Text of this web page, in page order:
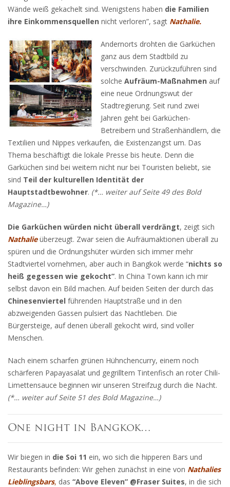
Wände weiß gekachelt sind. Wenigstens haben die Familien
ihre Einkommensquellen nicht verloren”, sagt Nathalie.
Andernorts drohten die Garküchen
ganz aus dem Stadtbild zu
verschwinden. Zurückzuführen sind
solcheAufräum-Maßnahmen auf
eine neue Ordnungswut der
Stadtregierung. Seit rund zwei
Jahren geht bei Garküchen-
Betreibern und Straßenhändlern, die
Textilien und Nippes verkaufen, die Existenzangst um. Das
Thema beschäftigt die lokale Presse bis heute. Denn die
Garküchen sind bei weitem nicht nur bei Touristen beliebt, sie
sind Teil der kulturellen Identität der
Hauptstadtbewohner. (*… weiter auf Seite 49 des Bold
Magazine…)
Die Garküchen würden nicht überall verdrängt, zeigt sich
Nathalieüberzeugt. Zwar seien die Aufräumaktionen überall zu
spüren und die Ordnungshüter würden sich immer mehr
Stadtviertel vornehmen, aber auch in Bangkok werde “nichts so
heiß gegessen wie gekocht”. In China Town kann ich mir
selbst davon ein Bild machen. Auf beiden Seiten der durch das
Chinesenviertel führenden Hauptstraße und in den
abzweigenden Gassen pulsiert das Nachtleben. Die
Bürgersteige, auf denen überall gekocht wird, sind voller
Menschen.
Nach einem scharfen grünen Hühnchencurry, einem noch
schärferen Papayasalat und gegrilltem Tintenfisch an roter Chili-
Limettensauce beginnen wir unseren Streifzug durch die Nacht.
(*… weiter auf Seite 51 des Bold Magazine…)
One night in Bangkok…
Wir biegen in die Soi 11 ein, wo sich die hipperen Bars und
Restaurants befinden: Wir gehen zunächst in eine von Nathalies
Lieblingsbars, das “Above Eleven” @Fraser Suites, in die sich